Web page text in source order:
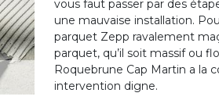
vous faut passer par des
une mauvaise installation.
parquet Zepp ravalement
parquet, qu’il soit massif ou
Roquebrune Cap Martin a la
intervention digne.